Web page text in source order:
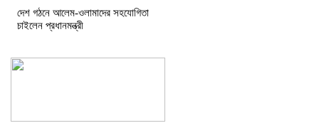
দেশ গঠনে আলেম-ওলামাদের সহযোগিতা
চাইলেন প্রধানমন্ত্রী